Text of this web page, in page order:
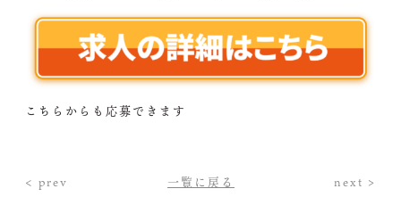
こちらからも応募できます
< prev 一覧に戻る next >